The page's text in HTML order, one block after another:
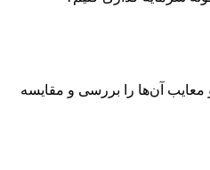
معایب آن‌ها را بررسی و مقایسه